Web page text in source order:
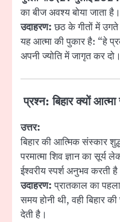
का बीज अवश्य बोया जाता
उदाहरण:छठ के गीतों में उगते
यह आत्मा की पुकार है: “हे
अपनी ज्योति में जागृत कर
प्रश्न: बिहार क्यों
उत्तर:
बिहार की आत्मिक संस्कार
परमात्मा शिव ज्ञान का
ईश्वरीय स्पर्श अनुभव करती
उदाहरण:प्रातकाल का
समय होनी थी, वही बिहार
देती है।